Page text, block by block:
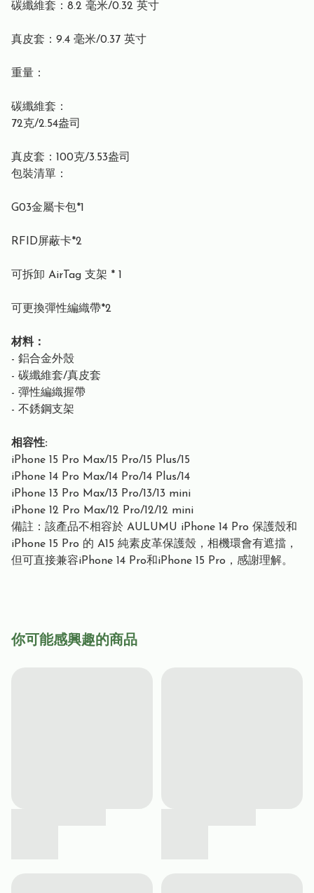
碳纖維套：8.2 毫米/0.32 英寸
真皮套：9.4 毫米/0.37 英寸
重量：
碳纖維套：
72克/2.54盎司
真皮套：100克/3.53盎司
包裝清單：
G03金屬卡包*1
RFID屏蔽卡*2
可拆卸 AirTag 支架 * 1
可更換彈性編織帶*2
材料：
- 鋁合金外殼
- 碳纖維套/真皮套
- 彈性編織握帶
- 不銹鋼支架
相容性:
iPhone 15 Pro Max/15 Pro/15 Plus/15
iPhone 14 Pro Max/14 Pro/14 Plus/14
iPhone 13 Pro Max/13 Pro/13/13 mini
iPhone 12 Pro Max/12 Pro/12/12 mini
備註：該產品不相容於 AULUMU iPhone 14 Pro 保護殼和
iPhone 15 Pro 的 A15 純素皮革保護殼，相機環會有遮擋，
但可直接兼容iPhone 14 Pro和iPhone 15 Pro，感謝理解。
你可能感興趣的商品